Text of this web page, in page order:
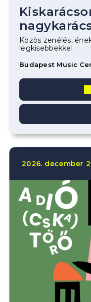
Közös zenélés,
legkisebbekkel
Budapest Music
2026. december